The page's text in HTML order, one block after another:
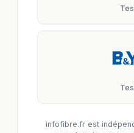
infofibre.fr est